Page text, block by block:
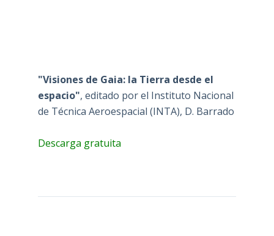
"Visiones de Gaia: la Tierra desde el
espacio", editado por el Instituto Nacional
de Técnica Aeroespacial (INTA), D. Barrado
Descarga gratuita